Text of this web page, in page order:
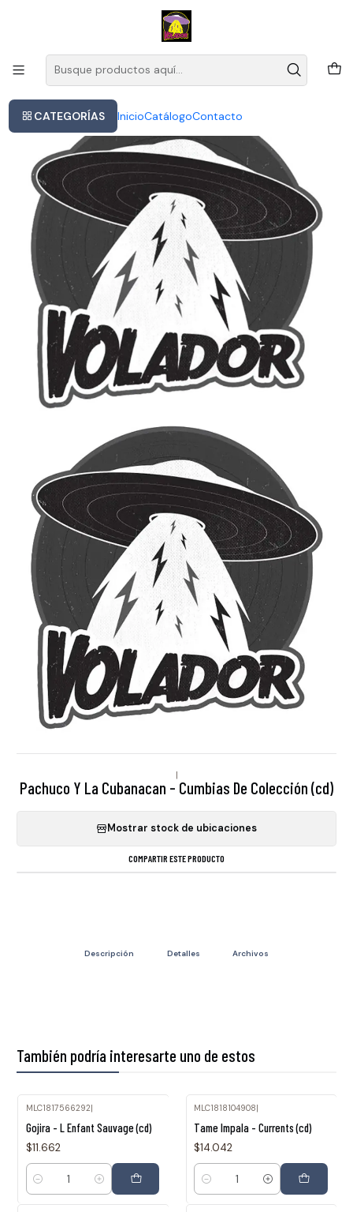
CATEGORÍAS InicioCatálogoContacto
Este es el texto del slide
|
Pachuco Y La Cubanacan - Cumbias De Colección (cd)
Mostrar stock de ubicaciones
COMPARTIR ESTE PRODUCTO
Descripción Detalles Archivos
También podría interesarte uno de estos
MLC1817566292|
Gojira - L Enfant Sauvage (cd)
$11.662
Cantidad
MLC1818104908|
Tame Impala - Currents (cd)
$14.042
Cantidad